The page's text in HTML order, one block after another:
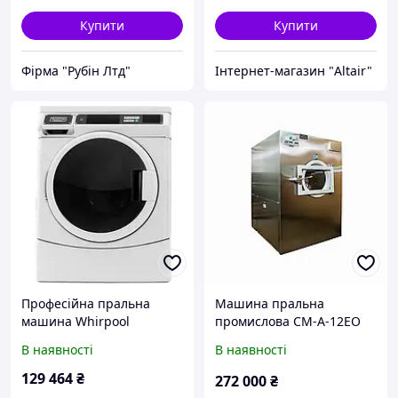
Купити
Фірма "Рубін Лтд"
Купити
Інтернет-магазин "Altair"
Професійна пральна
машина Whirpool
В наявності
129 464₴
Машина пральна
промислова СМ-А-12ЕО
електричним різновидом
обігрівання)
В наявності
272 000₴